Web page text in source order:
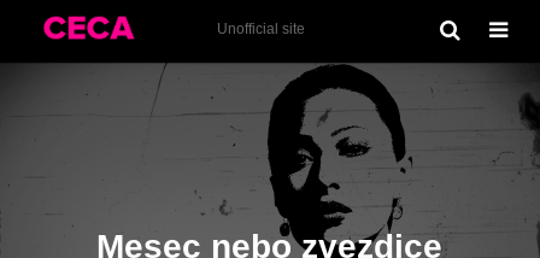
Unofficial site
Kukavica (1993)
Mesec nebo zvezdice